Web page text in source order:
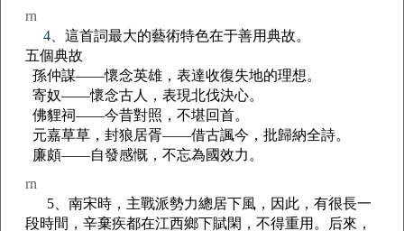
rn
4、 這首詞最大的藝術特色在于善用典故。
五個典故
孫仲謀——懷念英雄，表達收復失地的理想。
寄奴——懷念古人，表現北伐決心。
佛貍祠——今昔對照，不堪回首。
元嘉草草，封狼居胥——借古諷今，批歸納全詩。
廉頗——自發感慨，不忘為國效力。
rn
5、南宋時，主戰派勢力總居下風，因此，有很長一
段時間，辛棄疾都在江西鄉下賦閑，不得重用。后來，